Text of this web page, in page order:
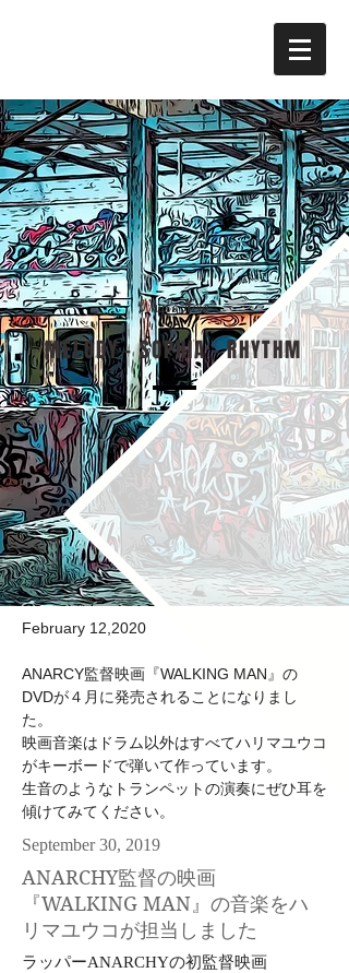
​What's New
MELODY - SOPHIA - RHYTHM
February 12,2020
ANARCY監督映画『WALKING MAN』の
DVDが４月に発売されることになりまし
た。
映画音楽はドラム以外はすべてハリマユウコ
がキーボードで弾いて作っています。
生音のようなトランペットの演奏にぜひ耳を
傾けてみてください。​
September 30, 2019
ANARCHY監督の映画
『WALKING MAN』の音楽をハ
リマユウコが担当しました
ラッパーANARCHYの初監督映画